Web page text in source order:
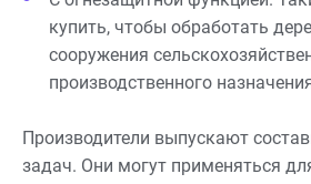
купить, чтобы обработать
сооружения
производственного
Производители выпускают
задач. Они могут применяться